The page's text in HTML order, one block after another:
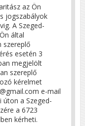
az Ön
jogszabályok
A Szeged-
által
szereplő
esetén 3
megjelölt
szereplő
kérelmet
e-mail
a Szeged-
a 6723
kérheti.